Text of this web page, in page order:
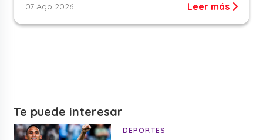
07 Ago 2026 Leer más
Te puede interesar
DEPORTES